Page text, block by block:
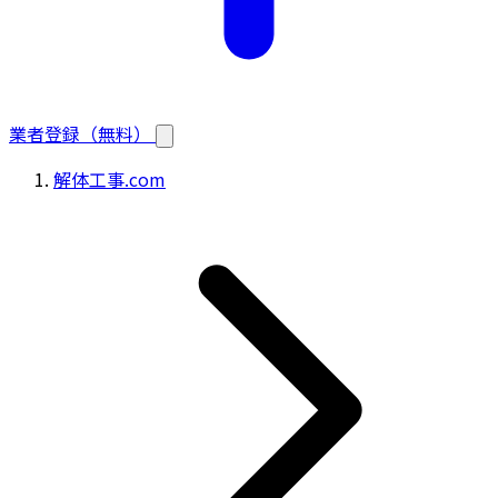
業者登録（無料）
解体工事.com